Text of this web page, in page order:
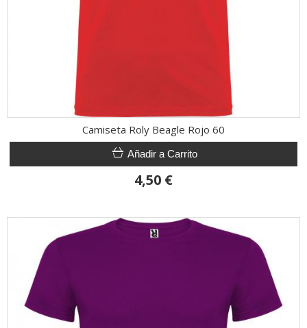
Camiseta Roly Beagle Rojo 60
Añadir a Carrito
4,50 €